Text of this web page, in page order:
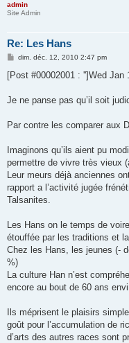
admin
Site Admin
Re: Les Hans
M
s
g
dim. déc. 12, 2010 2:47 pm
[Post #00002001 : '']Wed Jan
Je ne panse pas qu’il soit
Par contre les comparer aux
Imaginons qu’ils aient pu
permettre de vivre très vieux
Leur meurs déjà anciennes
rapport a l’activité jugée
Talsanites.
Les Hans on le temps de
étouffée par les traditions et
Chez les Hans, les jeunes (-
%)
La culture Han n’est
encore au bout de 60 ans
Ils méprisent le plaisirs
goût pour l’accumulation de
d’arts des autres races sont